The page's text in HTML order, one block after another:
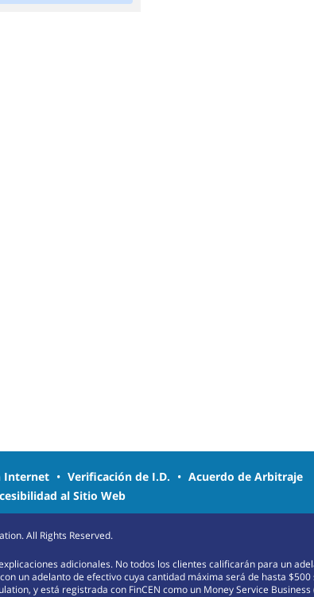
Internet • Verificación de I.D. • Acuerdo de Arbitraje
al Sitio Web
All Rights Reserved.
adicionales. No todos los clientes calificarán para un
un adelanto de efectivo cuya cantidad máxima será de hasta $500
y está registrada con FinCEN como un Money Service